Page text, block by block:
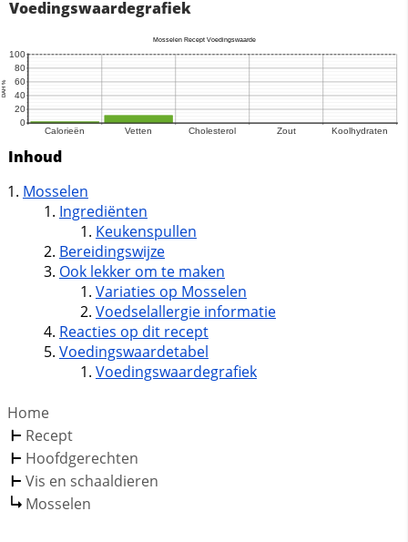
Voedingswaardegrafiek
Inhoud
Mosselen
Ingrediënten
Keukenspullen
Bereidingswijze
Ook lekker om te maken
Variaties op Mosselen
Voedselallergie informatie
Reacties op dit recept
Voedingswaardetabel
Voedingswaardegrafiek
Home
Recept
Hoofdgerechten
Vis en schaaldieren
Mosselen